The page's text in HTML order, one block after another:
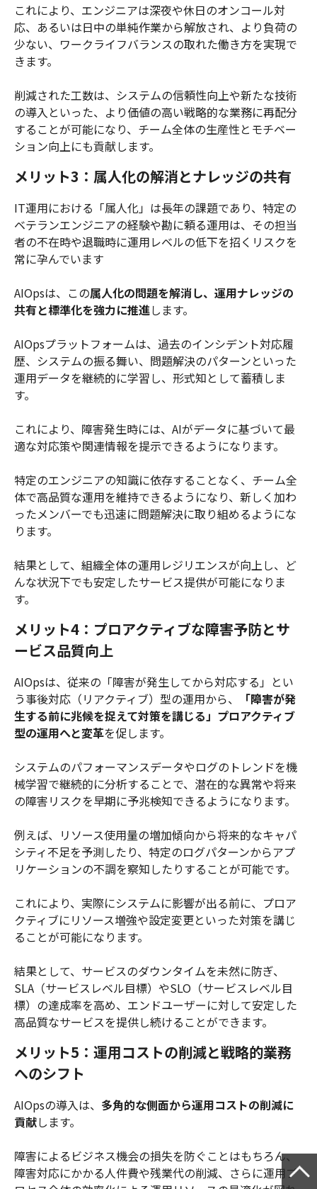
これにより、エンジニアは深夜や休日のオンコール対
応、あるいは日中の単純作業から解放され、より負荷の
少ない、ワークライフバランスの取れた働き方を実現で
きます。
削減された工数は、システムの信頼性向上や新たな技術
の導入といった、より価値の高い戦略的な業務に再配分
することが可能になり、チーム全体の生産性とモチベー
ション向上にも貢献します。
メリット3：属人化の解消とナレッジの共有
IT運用における「属人化」は長年の課題であり、特定の
ベテランエンジニアの経験や勘に頼る運用は、その担当
者の不在時や退職時に運用レベルの低下を招くリスクを
常に孕んでいます
AIOpsは、この属人化の問題を解消し、運用ナレッジの
共有と標準化を強力に推進します。
AIOpsプラットフォームは、過去のインシデント対応履
歴、システムの振る舞い、問題解決のパターンといった
運用データを継続的に学習し、形式知として蓄積しま
す。
これにより、障害発生時には、AIがデータに基づいて最
適な対応策や関連情報を提示できるようになります。
特定のエンジニアの知識に依存することなく、チーム全
体で高品質な運用を維持できるようになり、新しく加わ
ったメンバーでも迅速に問題解決に取り組めるようにな
ります。
結果として、組織全体の運用レジリエンスが向上し、ど
んな状況下でも安定したサービス提供が可能になりま
す。
メリット4：プロアクティブな障害予防とサ
ービス品質向上
AIOpsは、従来の「障害が発生してから対応する」とい
う事後対応（リアクティブ）型の運用から、
「障害が発
生する前に兆候を捉えて対策を講じる」プロアクティブ
型の運用へと変革を促します。
システムのパフォーマンスデータやログのトレンドを機
械学習で継続的に分析することで、潜在的な異常や将来
の障害リスクを早期に予兆検知できるようになります。
例えば、リソース使用量の増加傾向から将来的なキャパ
シティ不足を予測したり、特定のログパターンからアプ
リケーションの不調を察知したりすることが可能です。
これにより、実際にシステムに影響が出る前に、プロア
クティブにリソース増強や設定変更といった対策を講じ
ることが可能になります。
結果として、サービスのダウンタイムを未然に防ぎ、
SLA（サービスレベル目標）やSLO（サービスレベル目
標）の達成率を高め、エンドユーザーに対して安定した
高品質なサービスを提供し続けることができます。
メリット5：運用コストの削減と戦略的業務
へのシフト
AIOpsの導入は、 多角的な側面から運用コストの削減に
貢献します。
障害によるビジネス機会の損失を防ぐことはもちろん、
障害対応にかかる人件費や残業代の削減、さらに運用プ